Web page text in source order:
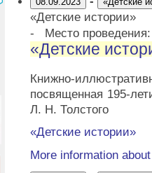
«Детские истории»
-
Место
«Детские
Книжно-
посвященная 195-
Л. Н. Толстого
«Детские истории»
More information